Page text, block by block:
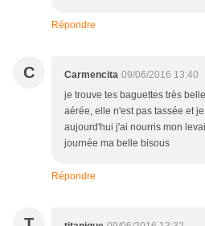
Répondre
C Carmencita 09/06/2016 13:40
je trouve tes baguettes très
aérée, elle n'est pas tassée et
aujourd'hui j'ai nourris mon
journée ma belle bisous
Répondre